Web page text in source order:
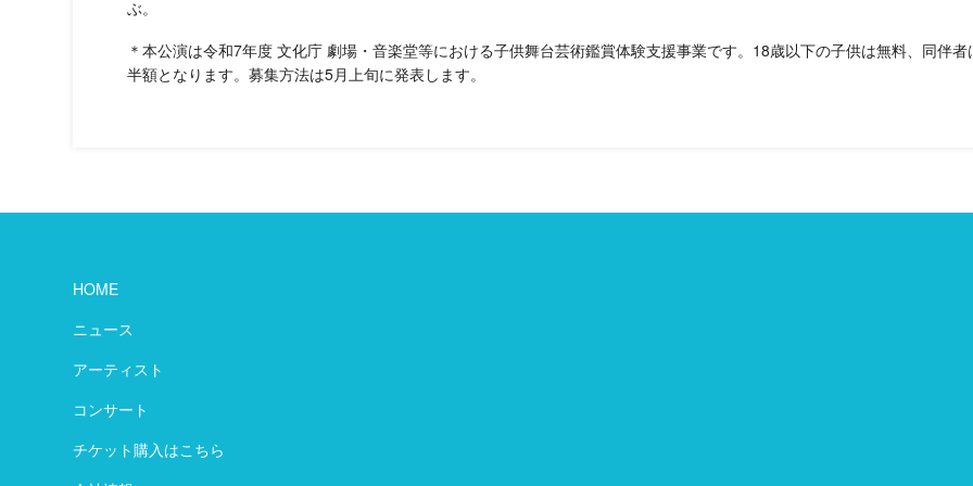
ぶ。
＊本公演は令和7年度 文化庁 劇場・音楽堂等における子供舞台芸術鑑賞体験支援事業です。18歳以下の子供は無料、同伴者
半額となります。募集方法は5月上旬に発表します。
HOME
ニュース
アーティスト
コンサート
チケット購入はこちら